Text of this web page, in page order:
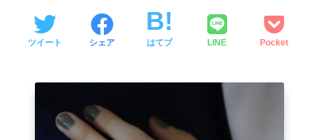
ツイート シェア はてブ LINE Pocket